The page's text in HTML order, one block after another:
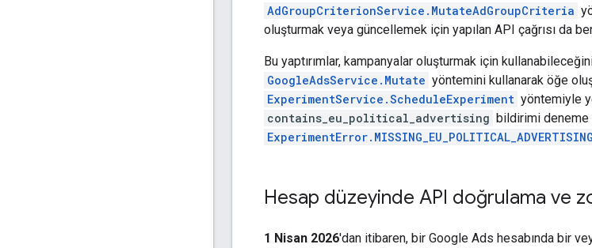
AdGroupCriterionService.MutateAdGroupCriteria
oluşturmak veya güncellemek için yapılan API çağrısı da
Bu yaptırımlar, kampanyalar oluşturmak için
GoogleAdsService.Mutate yöntemini kullanarak öğe
ExperimentService.ScheduleExperiment yöntemiyle
contains_eu_political_advertising bildirimi deneme
Hesap düzeyinde API doğrulama ve
1 Nisan 2026'dan itibaren, bir Google Ads hesabında bir